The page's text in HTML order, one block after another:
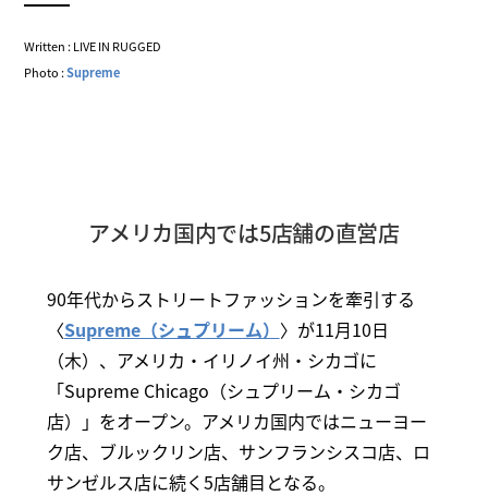
Written : LIVE IN RUGGED
Photo :Supreme
アメリカ国内では5店舗の直営店
90年代からストリートファッションを牽引する
〈Supreme（シュプリーム） 〉が11月10日
（木）、アメリカ・イリノイ州・シカゴに
「Supreme Chicago（シュプリーム・シカゴ
店）」をオープン。アメリカ国内ではニューヨー
ク店、ブルックリン店、サンフランシスコ店、ロ
サンゼルス店に続く5店舗目となる。